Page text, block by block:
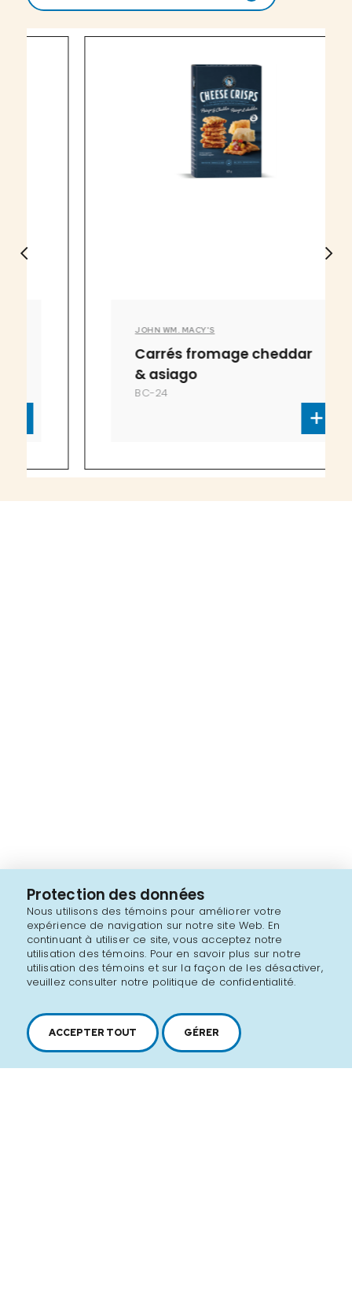
Protection des données
Nous utilisons des témoins pour améliorer votre
expérience de navigation sur notre site Web. En
continuant à utiliser ce site, vous acceptez notre
utilisation des témoins. Pour en savoir plus sur notre
utilisation des témoins et sur la façon de les désactiver,
veuillez consulter notre politique de confidentialité.
ACCEPTER TOUT GÉRER
JOHN WM. MACY'S
Carrés fromage cheddar
& asiago